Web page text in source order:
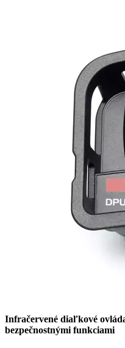
Infračervené diaľkové
bezpečnostnými funkciami